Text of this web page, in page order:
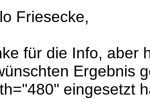
Friesecke,
für die Info, aber
Ergebnis
eingesetzt